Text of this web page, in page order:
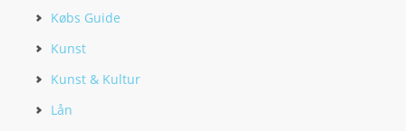
Købs Guide
Kunst
Kunst & Kultur
Lån